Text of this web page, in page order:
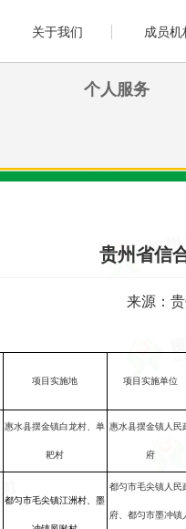
关于我们 成员机
个人服务
贵州省信
来源：
项目实施地 项目实施单位
惠水县摆金镇白龙村、单
耙村
惠水县摆金镇人民
府
都匀市毛尖镇江洲村、墨
都匀市毛尖镇人民
府、都匀市墨冲镇